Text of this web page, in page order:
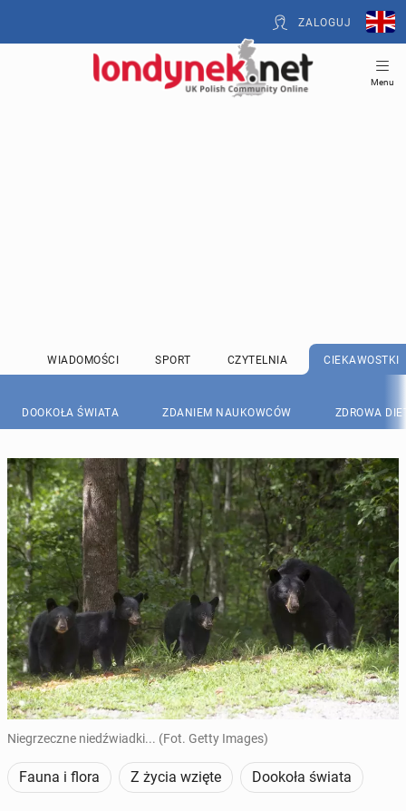
ZALOGUJ
Menu
WIADOMOŚCI SPORT CZYTELNIA CIEKAWOSTKI
DOOKOŁA ŚWIATA ZDANIEM NAUKOWCÓW ZDROWA
Niegrzeczne niedźwiadki... (Fot. Getty Images)
Fauna i flora Z życia wzięte Dookoła świata